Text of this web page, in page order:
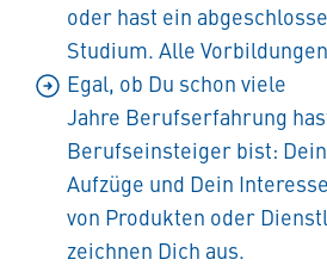
oder hast ein
Studium. Alle
Egal, ob Du schon viele
Jahre Berufserfahrung
Berufseinsteiger bist:
Aufzüge und Dein
von Produkten oder
zeichnen Dich aus.